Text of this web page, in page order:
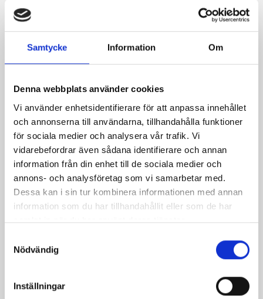
Samtycke Information Om
Denna webbplats använder cookies
Vi använder enhetsidentifierare för att anpassa innehållet
och annonserna till användarna, tillhandahålla funktioner
för sociala medier och analysera vår trafik. Vi
vidarebefordrar även sådana identifierare och annan
information från din enhet till de sociala medier och
annons- och analysföretag som vi samarbetar med.
Dessa kan i sin tur kombinera informationen med annan
information som du har tillhandahållit eller som de har
samlat in när du har använt deras tjänster.
Nödvändig
Inställningar
Gino Rocky Road-cupcakes